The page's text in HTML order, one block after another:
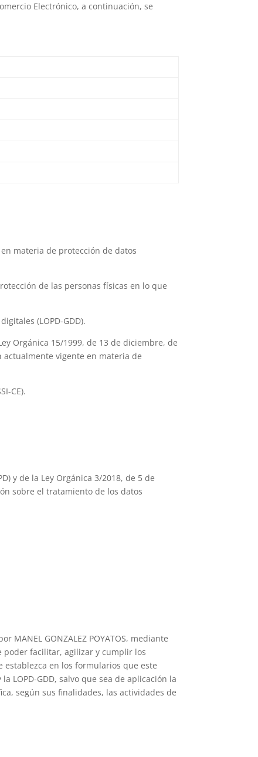
Electrónico, a continuación, se
materia de protección de datos
de las personas físicas en lo que
(LOPD-GDD).
15/1999, de 13 de diciembre, de
actualmente vigente en materia de
CE).
y de la Ley Orgánica 3/2018, de 5 de
sobre el tratamiento de los datos
MANEL GONZALEZ POYATOS, mediante
poder facilitar, agilizar y cumplir los
establezca en los formularios que este
LOPD-GDD, salvo que sea de aplicación la
según sus finalidades, las actividades de